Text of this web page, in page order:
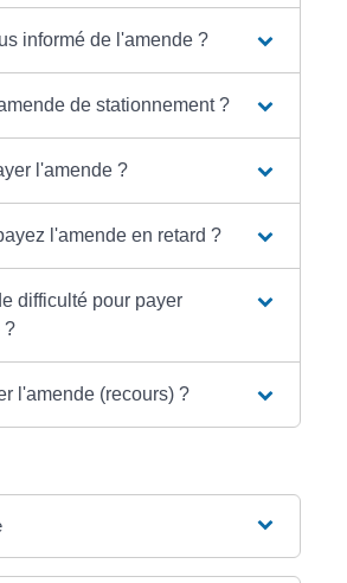
informé de l'amende ?
de stationnement ?
l'amende ?
l'amende en retard ?
difficulté pour payer
?
l'amende (recours) ?